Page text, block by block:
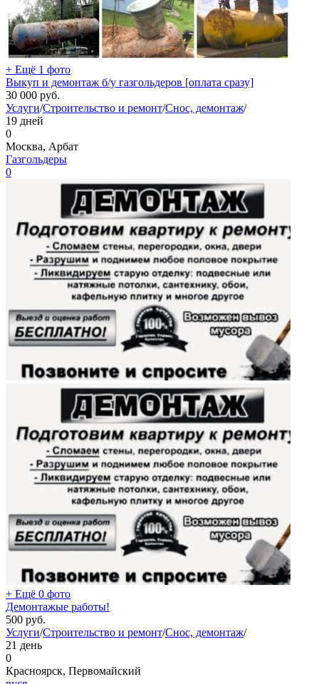
+ Ещё 1 фото
Выкуп и демонтаж б/у газгольдеров [оплата сразу]
30 000 руб.
Услуги/Строительство и ремонт/Снос, демонтаж/
19 дней
0
Москва, Арбат
Газгольдеры
0
+ Ещё 0 фото
Демонтажые работы!
500 руб.
Услуги/Строительство и ремонт/Снос, демонтаж/
21 день
0
Красноярск, Первомайский